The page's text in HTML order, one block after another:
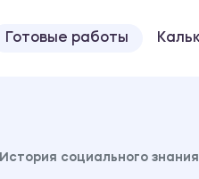
Готовые работы
История социального